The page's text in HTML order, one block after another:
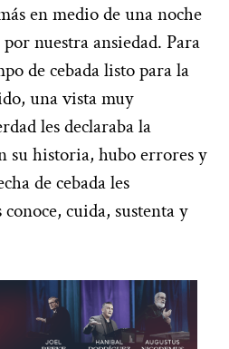
en medio de una noche
nuestra ansiedad. Para
de cebada listo para la
una vista muy
les declaraba la
su historia, hubo errores y
de cebada les
cuida, sustenta y